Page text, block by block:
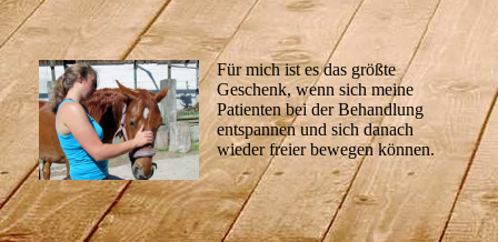
Für mich ist es das größte
Geschenk, wenn sich meine
Patienten bei der Behandlung
entspannen und sich danach
wieder freier bewegen können.